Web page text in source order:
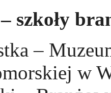
szkoły
–
w